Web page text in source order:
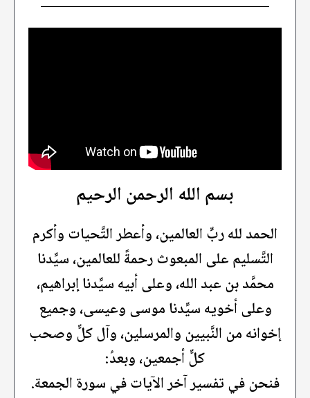
بسم الله الرحمن الرحيم
الحمد لله ربِّ العالمين، وأعطر التَّحيات وأكرم
التَّسليم على المبعوث رحمةً للعالمين، سيِّدنا
محمَّد بن عبد الله، وعلى أبيه سيِّدنا إبراهيم،
وعلى أخويه سيِّدنا موسى وعيسى، وجميع
إخوانه من النَّبيين والمرسلين، وآل كلٍّ وصحب
كلٍّ أجمعين، وبعدُ:
فنحن في تفسير آخر الآيات في سورة الجمعة.